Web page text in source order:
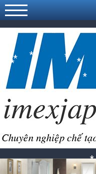
*
*
*
*
*
*
*
*
*